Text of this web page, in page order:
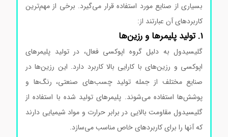
بسیاری از صنایع مورد استفاده قرار می‌گیرد. برخی از مهم‌ترین
کاربردهای آن عبارتند از: گلیسیدول سیگماآلدریچ
گلیسیدول به دلیل گروه اپوکسی فعال، در تولید پلیمرهای
اپوکسی و رزین‌های با کارایی بالا کاربرد دارد. این رزین‌ها در
صنایع مختلف از جمله تولید چسب‌های صنعتی، رنگ‌ها و
پوشش‌ها استفاده می‌شوند. پلیمرهای تولید شده با استفاده از
گلیسیدول مقاومت بالایی در برابر حرارت و مواد شیمیایی دارند
که آنها را برای کاربردهای خاص مناسب می‌سازد.